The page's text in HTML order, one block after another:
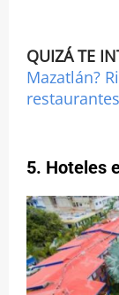
QUIZÁ TE
Mazatlán?
restaurantes
5. Hoteles